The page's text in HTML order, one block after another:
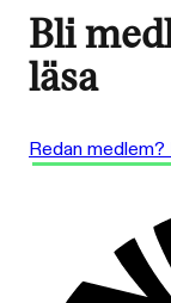
Bli
läsa
Redan medlem?